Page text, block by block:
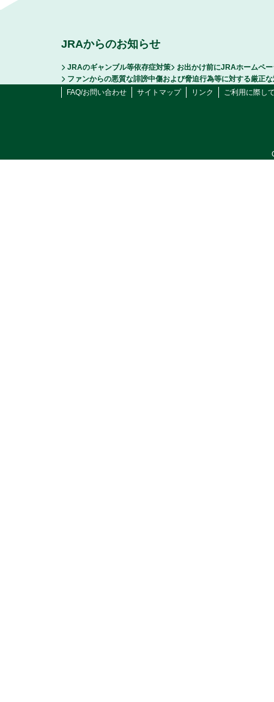
JRAからのお知らせ
JRAのギャンブル等依存症対策
お出かけ前にJRAホームペ
ファンからの悪質な誹謗中傷および脅迫行為等に対する厳正
FAQ/お問い合わせ
サイトマップ リンク ご利用に際し